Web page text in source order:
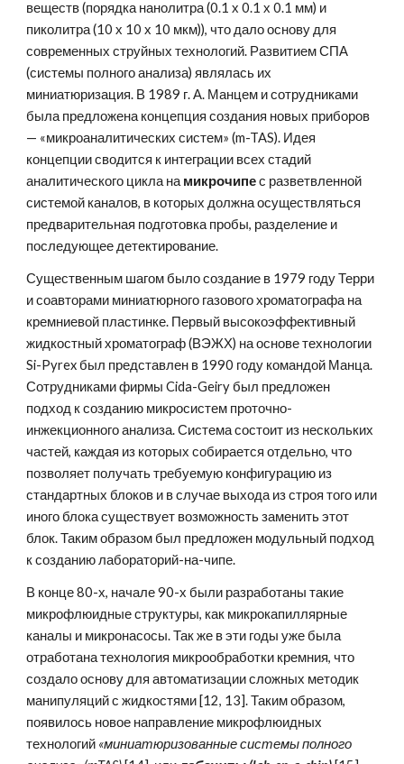
веществ (порядка нанолитра (0.1 х 0.1 х 0.1 мм) и
пиколитра (10 х 10 х 10 мкм)), что дало основу для
современных струйных технологий. Развитием СПА
(системы полного анализа) являлась их
миниатюризация. В 1989 г. А. Манцем и сотрудниками
была предложена концепция создания новых приборов
— «микроаналитических систем» (m-TAS). Идея
концепции сводится к интеграции всех стадий
аналитического цикла на микрочипе с разветвленной
системой каналов, в которых должна осуществляться
предварительная подготовка пробы, разделение и
последующее детектирование.
Существенным шагом было создание в 1979 году Терри
и соавторами миниатюрного газового хроматографа на
кремниевой пластинке. Первый высокоэффективный
жидкостный хроматограф (ВЭЖХ) на основе технологии
Si-Pyrex был представлен в 1990 году командой Манца.
Сотрудниками фирмы Cida-Geiry был предложен
подход к созданию микросистем проточно-
инжекционного анализа. Система состоит из нескольких
частей, каждая из которых собирается отдельно, что
позволяет получать требуемую конфигурацию из
стандартных блоков и в случае выхода из строя того или
иного блока существует возможность заменить этот
блок. Таким образом был предложен модульный подход
к созданию лабораторий-на-чипе.
В конце 80-х, начале 90-х были разработаны такие
микрофлюидные структуры, как микрокапиллярные
каналы и микронасосы. Так же в эти годы уже была
отработана технология микрообработки кремния, что
создало основу для автоматизации сложных методик
манипуляций с жидкостями [12, 13]. Таким образом,
появилось новое направление микрофлюидных
технологий «миниатюризованные системы полного